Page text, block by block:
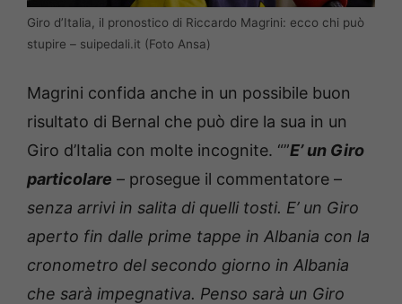
Giro d’Italia, il pronostico di Riccardo Magrini: ecco chi può
stupire – suipedali.it (Foto Ansa)
Magrini confida anche in un possibile buon
risultato di Bernal che può dire la sua in un
Giro d’Italia con molte incognite. “”E’ un Giro
particolare – prosegue il commentatore –
senza arrivi in salita di quelli tosti. E’ un Giro
aperto fin dalle prime tappe in Albania con la
cronometro del secondo giorno in Albania
che sarà impegnativa. Penso sarà un Giro